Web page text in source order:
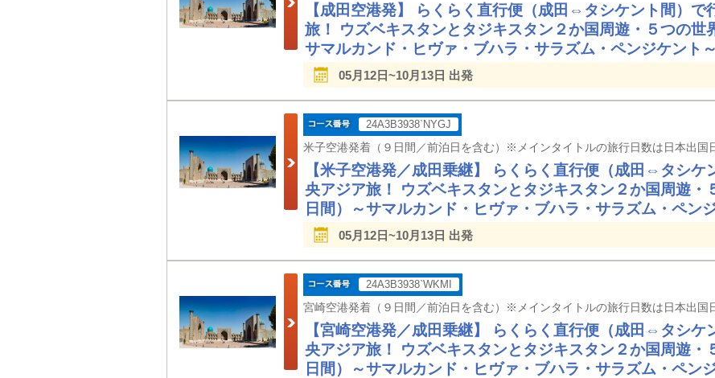
【成田空港発】 らくらく直行便（成田⇔タシケント間）
旅！ ウズベキスタンとタジキスタン２か国周遊・５つの世
サマルカンド・ヒヴァ・ブハラ・サラズム・ペンジケント～
05月12日~10月13日 出発
24A3B3938`NYGJ
【米子空港発／成田乗継】 らくらく直行便（成田⇔タシ
央アジア旅！ ウズベキスタンとタジキスタン２か国周遊・
日間）～サマルカンド・ヒヴァ・ブハラ・サラズム・ペン
05月12日~10月13日 出発
24A3B3938`WKMI
【宮崎空港発／成田乗継】 らくらく直行便（成田⇔タシ
央アジア旅！ ウズベキスタンとタジキスタン２か国周遊・
日間）～サマルカンド・ヒヴァ・ブハラ・サラズム・ペン